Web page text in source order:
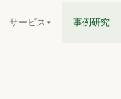
サービス 事例研究